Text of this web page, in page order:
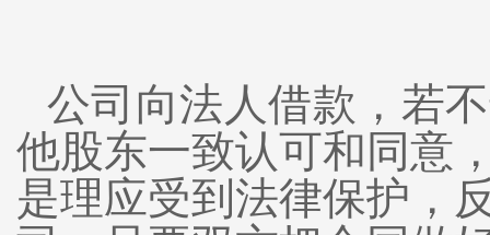
公司向法人借款，若
他股东一致认可和同意
是理应受到法律保护，